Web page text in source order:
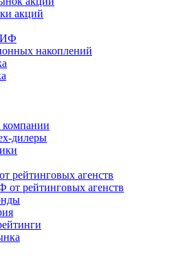
акций
накоплений
дилеры
рейтинговых агенств
рейтинговых агенств